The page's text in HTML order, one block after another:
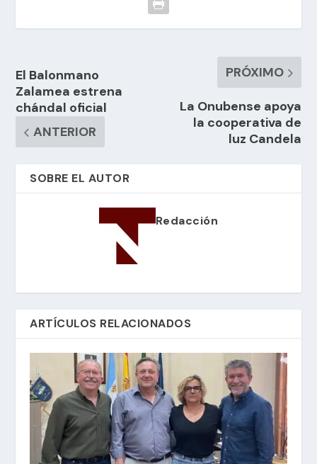
El Balonmano
Zalamea estrena
chándal oficial
ANTERIOR
PRÓXIMO
La Onubense apoya
la cooperativa de
luz Candela
SOBRE EL AUTOR
Redacción
ARTÍCULOS RELACIONADOS